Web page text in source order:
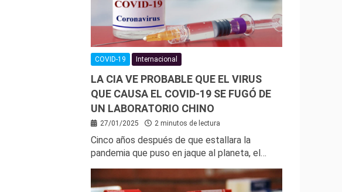
COVID-19 Internacional
LA CIA VE PROBABLE QUE EL VIRUS
QUE CAUSA EL COVID-19 SE FUGÓ DE
UN LABORATORIO CHINO
27/01/2025 2 minutos de lectura
Cinco años después de que estallara la
pandemia que puso en jaque al planeta, el…